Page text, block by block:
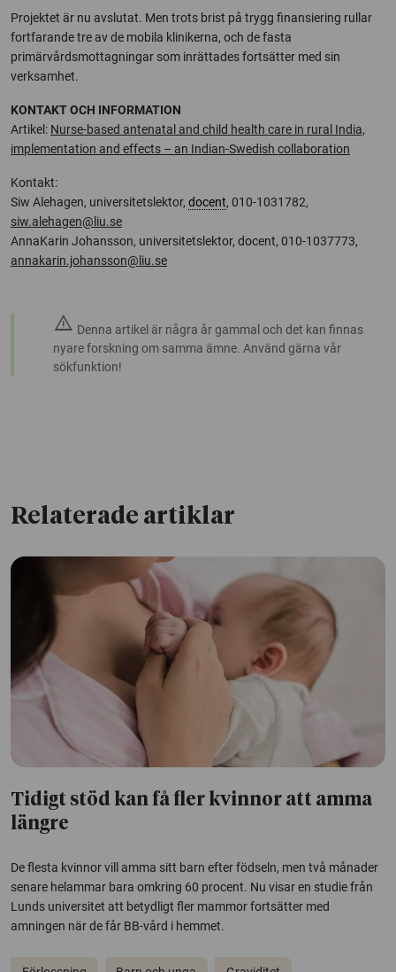
Projektet är nu avslutat. Men trots brist på trygg finansiering rullar
fortfarande tre av de mobila klinikerna, och de fasta
primärvårdsmottagningar som inrättades fortsätter med sin
verksamhet.
KONTAKT OCH INFORMATION
Artikel: Nurse-based antenatal and child health care in rural India,
implementation and effects – an Indian-Swedish collaboration
Kontakt:
Siw Alehagen, universitetslektor, docent, 010-1031782,
siw.alehagen@liu.se
AnnaKarin Johansson, universitetslektor, docent, 010-1037773,
annakarin.johansson@liu.se
warning Denna artikel är några år gammal och det kan finnas
nyare forskning om samma ämne. Använd gärna vår
sökfunktion!
Relaterade artiklar
Tidigt stöd kan få fler kvinnor att amma
längre
De flesta kvinnor vill amma sitt barn efter födseln, men två månader
senare helammar bara omkring 60 procent. Nu visar en studie från
Lunds universitet att betydligt fler mammor fortsätter med
amningen när de får BB-vård i hemmet.